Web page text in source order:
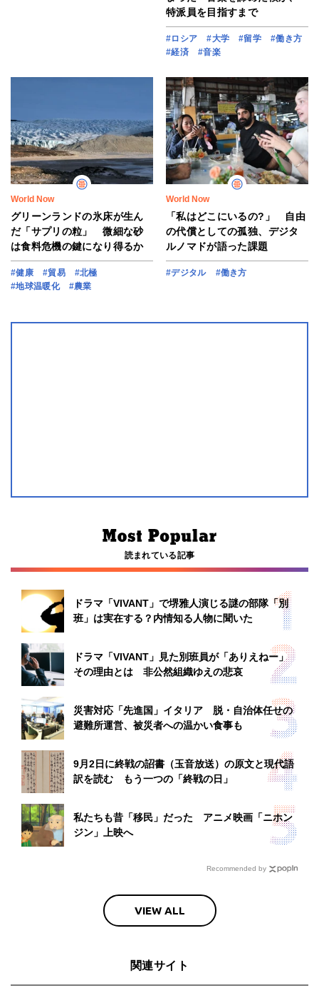
特派員を目指すまで
#ロシア #大学 #留学
#働き方
#経済
#音楽
World Now
グリーンランドの氷床が生ん
だ「サプリの粒」 微細な砂
は食料危機の鍵になり得るか
#健康 #貿易
#北極
#地球温暖化
#農業
World Now
「私はどこにいるの?」 自由
の代償としての孤独、デジタ
ルノマドが語った課題
#デジタル #働き方
読まれている記事
ドラマ「VIVANT」で堺雅人演じる謎の部隊「別
班」は実在する？内情知る人物に聞いた
ドラマ「VIVANT」見た別班員が「ありえねー」
その理由とは 非公然組織ゆえの悲哀
災害対応「先進国」イタリア 脱・自治体任せの
避難所運営、被災者への温かい食事も
9月2日に終戦の詔書（玉音放送）の原文と現代語
訳を読む もう一つの「終戦の日」
私たちも昔「移民」だった アニメ映画「ニホン
ジン」上映へ
Recommended by
VIEW ALL
関連サイト